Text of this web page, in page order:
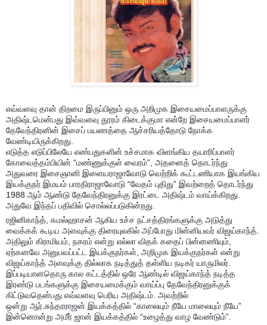
எவ்வளவு தான் திறமை இருப்பினும் ஒரு அறிமுக இசையமைப்பாளருக்கு
அதிஷ்டமென்பது இவ்வளவு தூரம் கிடைக்குமா என்றே இசையமைப்பாளர்
தேவேந்திரனின் இசைப் பயணத்தை ஆச்சரியத்தோடு நோக்க
வேண்டியிருக்கிறது.
எடுத்த எடுப்பிலேயே எண்பதுகளின் உச்சமாக விளங்கிய தயாரிப்பாளர்
கோவைத்தம்பியின் “மண்ணுக்குள் வைரம்”, அதனைத் தொடர்ந்து
அதுவரை இசைஞானி இளையராஜாவோடு வெற்றிக் கூட்டணியாக இயங்கிய
இயக்குநர் இமயம் பாரதிராஜாவோடு “வேதம் புதிது” இவற்றைத் தொடர்ந்து
1988 ஆம் ஆண்டு தேவேந்திரனுக்கு இரட்டை அதிஷ்டம் வாய்க்கிறது.
அதுவே இந்தப் பதிவில் சொல்லப்படுகின்றது.
ரஜினிகாந்த், கமல்ஹாசன் ஆகிய உச்ச நட்சத்திரங்களுக்கு அடுத்து
வைக்கக் கூடிய அளவுக்கு திரையுலகில் அப்போது மின்னியவர் விஜய்காந்த்.
அதிலும் கிராமியம், நகரம் என்று எல்லா விதக் கதைப் பின்னணியும்,
ஏற்கனவே அனுபவப்பட்ட இயக்குநர்கள், அறிமுக இயக்குநர்கள் என்று
விஜய்காந்த் அளவுக்கு தில்லாக நடித்துத் தள்ளிய நடிகர் யாருமிலர்.
இப்படியானதொரு கால கட்டத்தில் ஒரே ஆண்டில் விஜய்காந்த் நடித்த
இரண்டு படங்களுக்கு இசையமைக்கும் வாய்ப்பு தேவேந்திரனுக்குக்
கிட்டுவதென்பது எவ்வளவு பெரிய அதிஷ்டம். அவற்றில்
ஒன்று ஆர்.சுந்தரராஜன் இயக்கத்தில் “காலையும் நீயே மாலையும் நீயே”
இன்னொன்று அமீர் ஜான் இயக்கத்தில் “உழைத்து வாழ வேண்டும்”.